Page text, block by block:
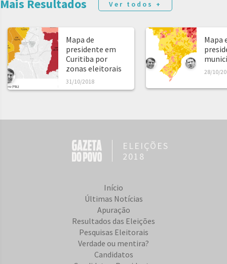
Mais Resultados Ver todos +
Mapa de
presidente em
Curitiba por
zonas eleitorais
31/10/2018
Mapa
28/10/
ELEIÇÕES
2018
Início
Últimas Notícias
Apuração
Resultados das Eleições
Pesquisas Eleitorais
Verdade ou mentira?
Candidatos